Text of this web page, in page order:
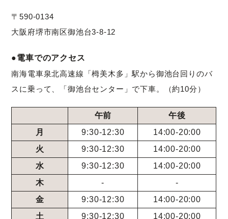
〒590-0134
大阪府堺市南区御池台3-8-12
●電車でのアクセス
南海電車泉北高速線「栂美木多」駅から御池台回りのバ
スに乗って、「御池台センター」で下車。（約10分）
午前
午後
月
9:30-12:30
14:00-20:00
火
9:30-12:30
14:00-20:00
水
9:30-12:30
14:00-20:00
木
-
-
金
9:30-12:30
14:00-20:00
土
9:30-12:30 14:00-20:00